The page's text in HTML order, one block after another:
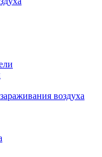
воздуха